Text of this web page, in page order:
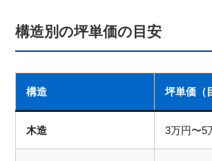
構造別の坪単価の目安
構造 坪単価（
木造 3万円〜5